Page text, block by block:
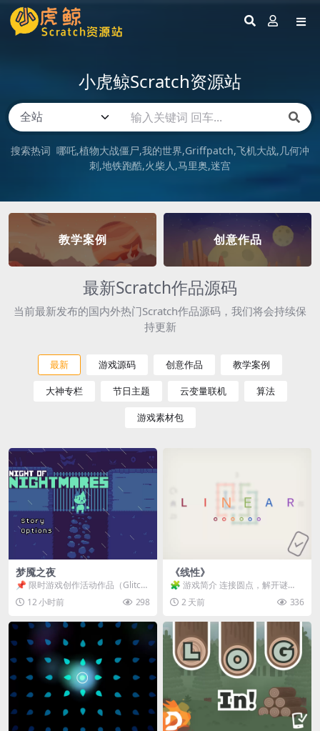
小虎鲸Scratch资源站
搜索热词 哪吒 植物大战僵尸 我的世界 Griffpatch 飞机大战 几何冲
刺 地铁跑酷 火柴人 马里奥 迷宫
教学案例 创意作品
最新Scratch作品源码
当前最新发布的国内外热门Scratch作品源码，我们将会持续保
持更新
最新 游戏源码 创意作品 教学案例
大神专栏 节日主题 云变量联机 算法
游戏素材包
梦魇之夜
📌 限时游戏创作活动作品（Glitch
Game Jam） 📖 故事背景 怪物四...
12 小时前 298
《线性》
🧩 游戏简介 连接圆点，解开谜
题。 ⚠️ 重要提示 所有关卡均可通
关，请确保使用...
2 天前 336